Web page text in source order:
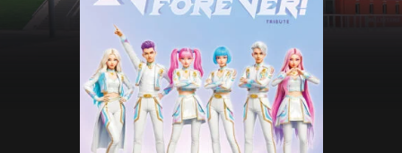
Rivaj Group traite votre adresse électronique pour la gestion de votre
abonnement à la newsletter de
Le Phare Grand Chambéry
. Vous pouvez retirer
votre consentement à tout moment. Pour en savoir plus, consultez notre
politique de protection des données.